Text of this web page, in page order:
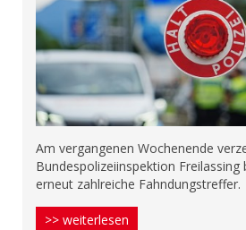
Am vergangenen Wochenende
Bundespolizeiinspektion Freilassing
erneut zahlreiche Fahndungstreffer.
>> weiterlesen